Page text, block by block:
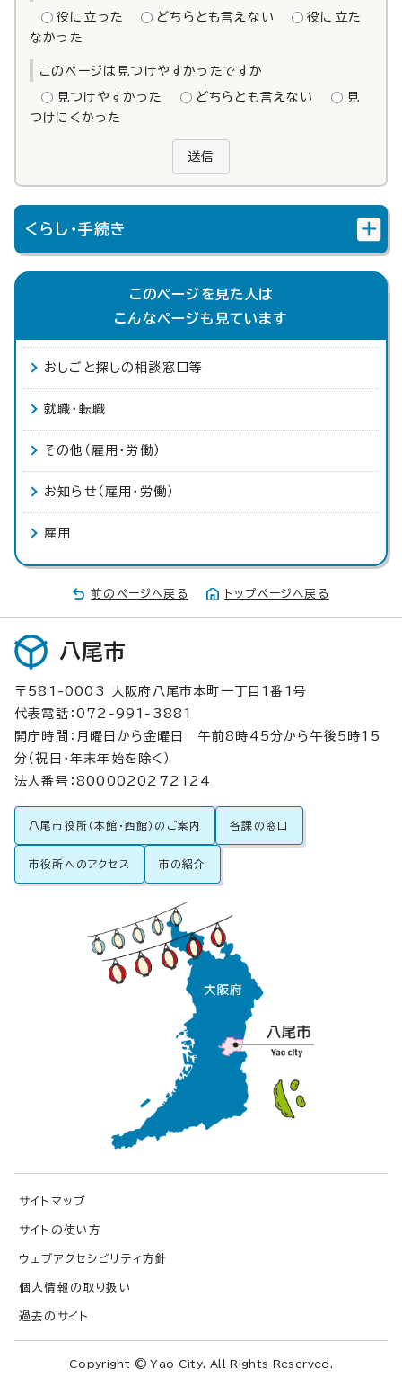
役に立った どちらとも言えない
役に立た
なかった
このページは見つけやすかったですか
見つけやすかった どちらとも言えない
見
つけにくかった
送信
くらし・手続き
このページを見た人は
こんなページも見ています
おしごと探しの相談窓口等
就職・転職
その他（雇用・労働）
お知らせ（雇用・労働）
雇用
前のページへ戻る トップページへ戻る
八尾市
〒581-0003 大阪府八尾市本町一丁目1番1号
代表電話：072-991-3881
開庁時間：月曜日から金曜日 午前8時45分から午後5時15
分（祝日・年末年始を除く）
法人番号：8000020272124
八尾市役所（本館・西館）のご案内 各課の窓口
市役所へのアクセス 市の紹介
サイトマップ
サイトの使い方
ウェブアクセシビリティ方針
個人情報の取り扱い
過去のサイト
Copyright © Yao City. All Rights Reserved.